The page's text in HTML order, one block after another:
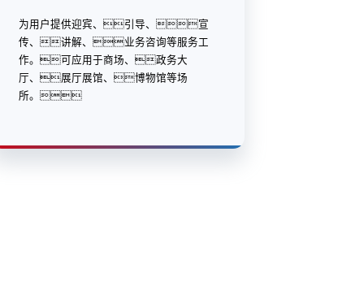
为用户提供迎宾、引导、宣
传、讲解、业务咨询等服务工
作。可应用于商场、政务大
厅、展厅展馆、博物馆等场
所。